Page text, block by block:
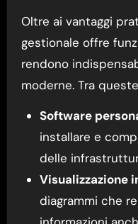
Oltre ai vantaggi
gestionale offre
rendono
moderne. Tra
Software
installare e
delle
Visualizzazione
diagrammi che